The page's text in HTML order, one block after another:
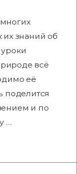
знаний об
всё
её
поделится
и по
…